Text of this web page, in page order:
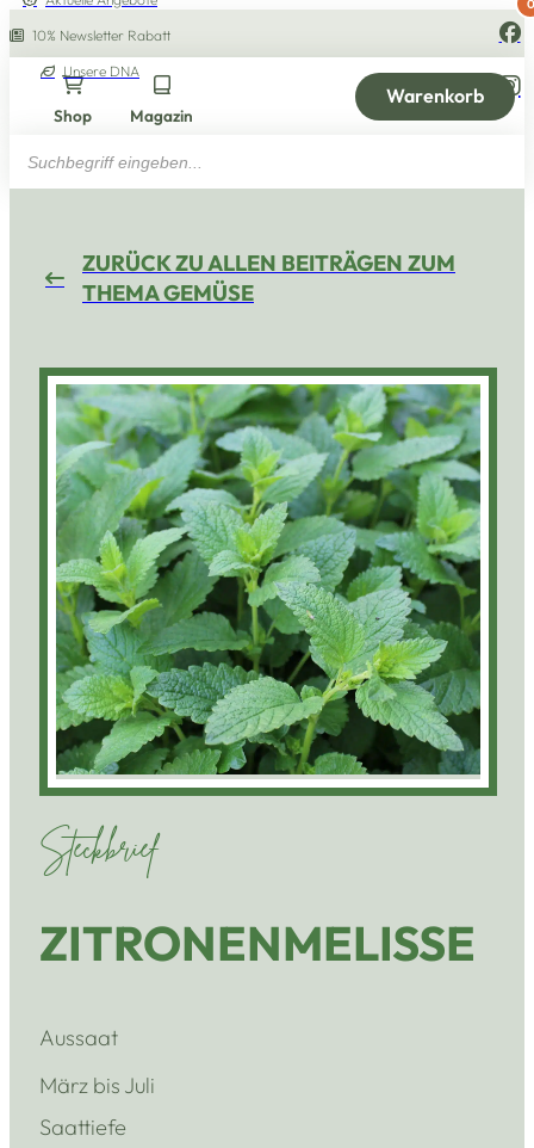
10% Newsletter Rabatt
Unsere DNA
Shop Magazin
Warenkorb
0
search
ZURÜCK ZU ALLEN BEITRÄGEN ZUM
THEMA GEMÜSE
Steckbrief
ZITRONENMELISSE
Aussaat
März bis Juli
Saattiefe